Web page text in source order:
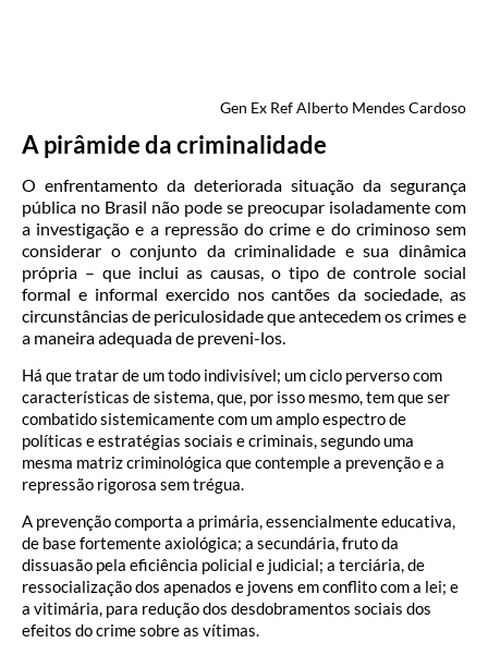
Gen Ex Ref Alberto Mendes Cardoso
A pirâmide da criminalidade
O enfrentamento da deteriorada situação da segurança
pública no Brasil não pode se preocupar isoladamente com
a investigação e a repressão do crime e do criminoso sem
considerar o conjunto da criminalidade e sua dinâmica
própria – que inclui as causas, o tipo de controle social
formal e informal exercido nos cantões da sociedade, as
circunstâncias de periculosidade que antecedem os crimes e
a maneira adequada de preveni-los.
Há que tratar de um todo indivisível; um ciclo perverso com
características de sistema, que, por isso mesmo, tem que ser
combatido sistemicamente com um amplo espectro de
políticas e estratégias sociais e criminais, segundo uma
mesma matriz criminológica que contemple a prevenção e a
repressão rigorosa sem trégua.
A prevenção comporta a primária, essencialmente educativa,
de base fortemente axiológica; a secundária, fruto da
dissuasão pela eficiência policial e judicial; a terciária, de
ressocialização dos apenados e jovens em conflito com a lei; e
a vitimária, para redução dos desdobramentos sociais dos
efeitos do crime sobre as vítimas.